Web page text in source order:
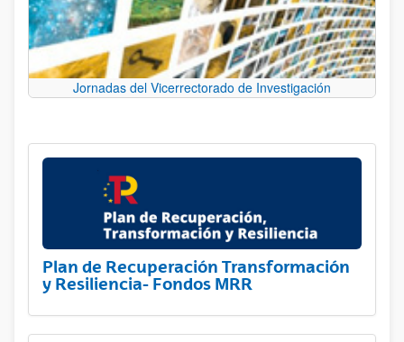
Jornadas del Vicerrectorado de Investigación
Plan de Recuperación Transformación
y Resiliencia- Fondos MRR